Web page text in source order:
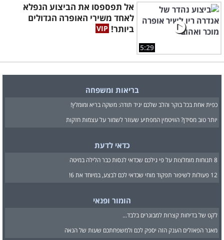
5:29
אל תפספסו את הביצוע הנפלא
לאחד משירי האופרה הגדולים
ביותר!
בריאות ומשפחה
כפית אחת בכל בוקר והלב שלכם יגיד תודה: משקה בריא ומומלץ!
יותר טוב מסידן? הוויטמין המפתיע שעוזר לשמור על עצמות חזקות
כדאי לדעת
8 תנוחות מומלצות על פי גילכם שכדאי לנסות כבר הלילה במיטה
12 פעולות לשיפור תפקוד מוחי שכדאי לכם לבצע, במיוחד את 6!
הומור ופנאי
לקט של בדיחות קצרות למבוגרים בלבד...
מאגר הפאזלים הענק הזה יספק לכם ולמשפחתכם שעות של הנאה